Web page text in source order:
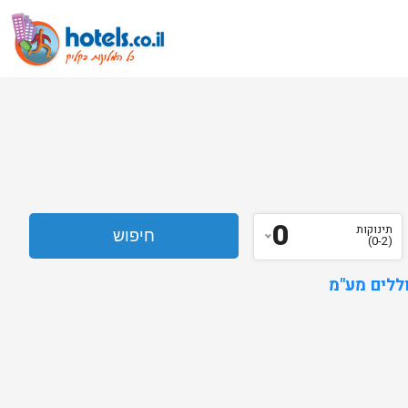
תינוקות
(0-2)
0
מע"מ